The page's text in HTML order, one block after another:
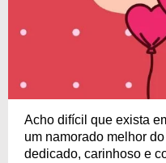
Acho difícil que exista
um namorado melhor
dedicado, carinhoso e